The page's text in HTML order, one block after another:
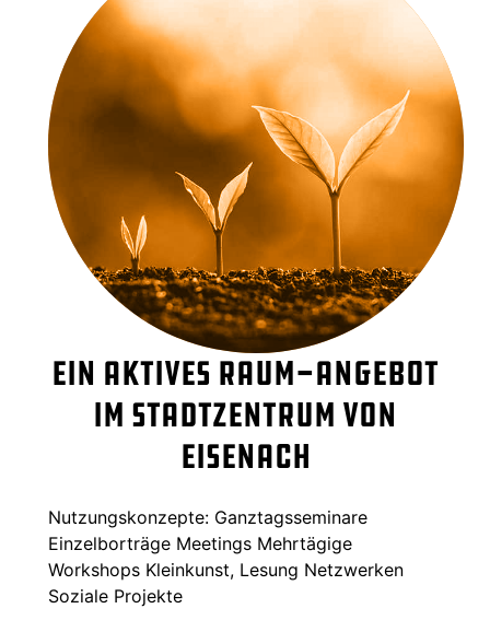
Ein aktives Raum-Angebot
im Stadtzentrum von
Eisenach
Nutzungskonzepte: Ganztagsseminare
Einzelborträge Meetings Mehrtägige
Workshops Kleinkunst, Lesung Netzwerken
Soziale Projekte